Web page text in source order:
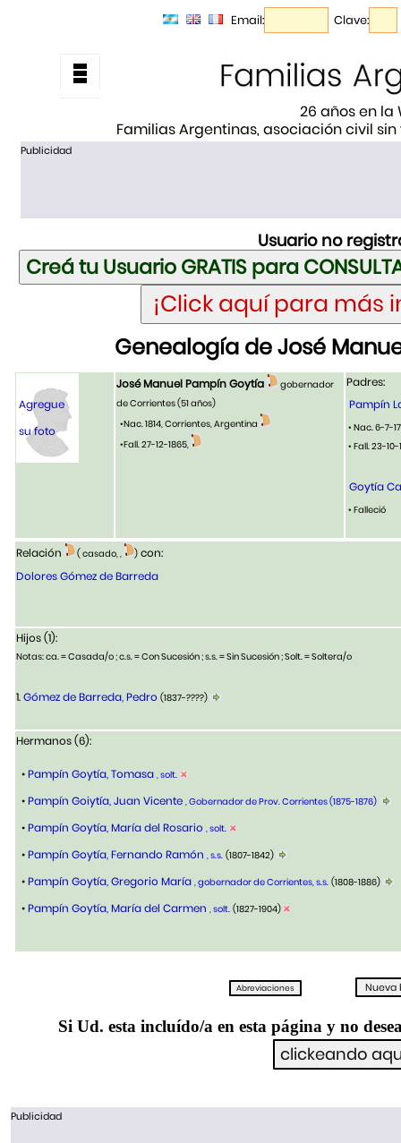
Email: Clave:
26 años en la
Familias Argentinas, asociación civil
Publicidad
Usuario no
Genealogía de José
Agregue
su foto
José Manuel Pampín Goytía
gobernador
de Corrientes(51 años)
•Nac. 1814, Corrientes, Argentina
•Fall. 27-12-1865,
Padres:
Pampín
• Nac. 6-7-
• Fall. 23-
Goytía
• Falleció
Relación ( casado, , ) con:
Dolores Gómez de Barreda
Hijos (1):
Notas: ca. = Casada/o ; c.s. = Con Sucesión ; s.s. = Sin Sucesión ; Solt. = Soltera/o
1.Gómez de Barreda, Pedro (1837-????)
Hermanos (6):
•Pampín Goytía, Tomasa , solt.
•Pampín Goiytía, Juan Vicente , Gobernador de Prov. Corrientes (1875-1876)
•Pampín Goytía, María del Rosario , solt.
•Pampín Goytía, Fernando Ramón , s.s. (1807-1842)
•Pampín Goytía, Gregorio María , gobernador de Corrientes, s.s. (1808-1886)
•Pampín Goytía, María del Carmen , solt. (1827-1904)
Si Ud. esta incluído/a en esta página y no
Publicidad